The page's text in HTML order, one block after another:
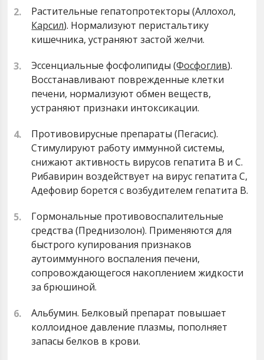
Растительные гепатопротекторы (Аллохол,
Карсил). Нормализуют перистальтику
кишечника, устраняют застой желчи.
Эссенциальные фосфолипиды (Фосфоглив).
Восстанавливают поврежденные клетки
печени, нормализуют обмен веществ,
устраняют признаки интоксикации.
Противовирусные препараты (Пегасис).
Стимулируют работу иммунной системы,
снижают активность вирусов гепатита В и С.
Рибавирин воздействует на вирус гепатита С,
Адефовир борется с возбудителем гепатита В.
Гормональные противовоспалительные
средства (Преднизолон). Применяются для
быстрого купирования признаков
аутоиммунного воспаления печени,
сопровождающегося накоплением жидкости
за брюшиной.
Альбумин. Белковый препарат повышает
коллоидное давление плазмы, пополняет
запасы белков в крови.